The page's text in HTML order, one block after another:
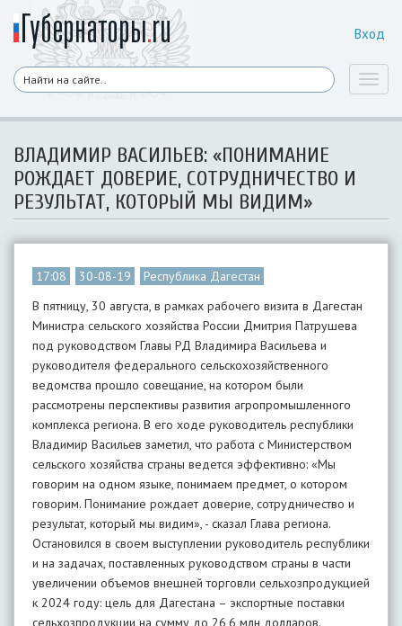
Вход
ВЛАДИМИР ВАСИЛЬЕВ: «ПОНИМАНИЕ
РОЖДАЕТ ДОВЕРИЕ, СОТРУДНИЧЕСТВО И
РЕЗУЛЬТАТ, КОТОРЫЙ МЫ ВИДИМ»
17:08 30-08-19
Республика Дагестан
В пятницу, 30 августа, в рамках рабочего визита в Дагестан
Министра сельского хозяйства России Дмитрия Патрушева
под руководством Главы РД Владимира Васильева и
руководителя федерального сельскохозяйственного
ведомства прошло совещание, на котором были
рассмотрены перспективы развития агропромышленного
комплекса региона. В его ходе руководитель республики
Владимир Васильев заметил, что работа с Министерством
сельского хозяйства страны ведется эффективно: «Мы
говорим на одном языке, понимаем предмет, о котором
говорим. Понимание рождает доверие, сотрудничество и
результат, который мы видим», - сказал Глава региона.
Остановился в своем выступлении руководитель республики
и на задачах, поставленных руководством страны в части
увеличении объемов внешней торговли сельхозпродукцией
к 2024 году: цель для Дагестана – экспортные поставки
сельхозпродукции на сумму до 26,6 млн долларов.